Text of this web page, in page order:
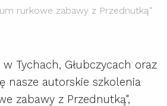
rurkowe zabawy z Przednutką"
Tychach, Głubczycach oraz
nasze autorskie szkolenia
zabawy z Przednutką",